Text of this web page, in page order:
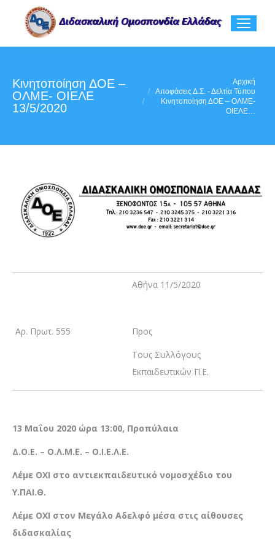
Κινητοποίηση ΔΟΕ –
ΟΛΜΕ- ΟΙΕΛΕ
13/5/2020
Αρχική
Αποφάσεις Δ.Σ. - Δελτία Τύπου
Κινητοποίηση ΔΟΕ – ΟΛΜΕ-
ΟΙΕΛΕ…
Αρ. Πρωτ. 555
Αθήνα 11/5/2020
Προς
Τους Συλλόγους
Εκπαιδευτικών Π.Ε.
13 Μαΐου 2020 ώρα 13:00, Προπύλαια
Δ.Ο.Ε. – Ο.Λ.Μ.Ε. – Ο.Ι.Ε.Λ.Ε.
Λέμε ΟΧΙ στο αντιεκπαιδευτικό νομοσχέδιο του
Υ.ΠΑΙ.Θ.
Λέμε ΟΧΙ στον Μεγάλο Αδελφό μέσα στις αίθουσες
διδασκαλίας